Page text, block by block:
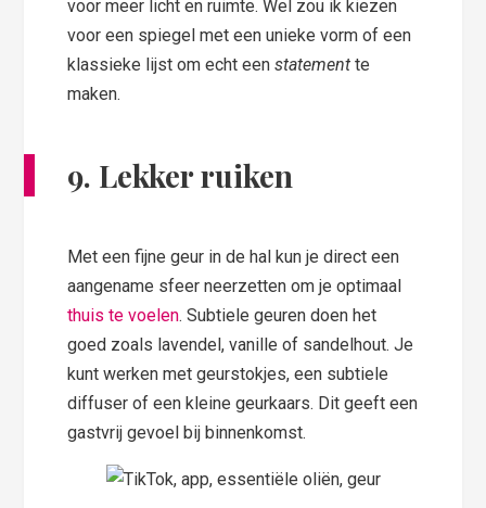
voor meer licht en ruimte. Wel zou ik kiezen
voor een spiegel met een unieke vorm of een
klassieke lijst om echt eenstatement te
maken.
9. Lekker ruiken
Met een fijne geur in de hal kun je direct een
aangename sfeer neerzetten om je optimaal
thuis te voelen. Subtiele geuren doen het
goed zoals lavendel, vanille of sandelhout. Je
kunt werken met geurstokjes, een subtiele
diffuser of een kleine geurkaars. Dit geeft een
gastvrij gevoel bij binnenkomst.